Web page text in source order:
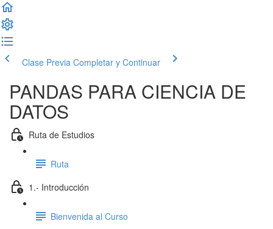
Clase Previa Completar y Continuar
PANDAS PARA CIENCIA DE
DATOS
Ruta de Estudios
Ruta
1.- Introducción
Bienvenida al Curso